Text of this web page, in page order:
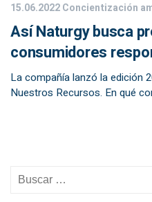
15.06.2022Concientización
Así Naturgy busca
consumidores
La compañía lanzó la edición
Nuestros Recursos. En qué